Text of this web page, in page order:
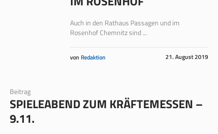
Auch in den Rathaus Passagen und im
Rosenhof Chemnitz sind ...
21. August 2019
von Redaktion
Beitrag
SPIELEABEND ZUM KRÄFTEMESSEN –
9.11.